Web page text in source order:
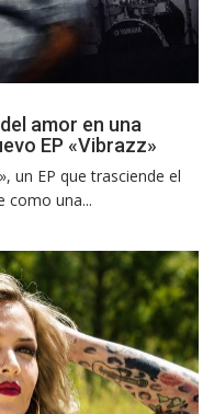
amor en una
EP «Vibrazz»
un EP que trasciende el
como una...